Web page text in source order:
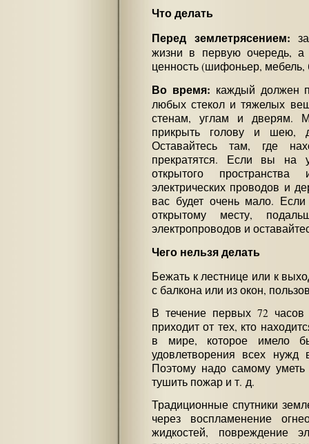
Что делать
Перед землетрясением:
жизни в первую очередь,
ценность (шифоньер,
Во время: каждый должен
любых стекол и тяжелых
стенам, углам и дверям.
прикрыть голову и шею,
Оставайтесь там, где
прекратятся. Если вы на
открытого
электрических проводов и
вас будет очень мало.
открытому месту,
электропроводов и
Чего нельзя делать
Бежать к лестнице или к
с балкона или из окон,
В течение первых 72
приходит от тех, кто
в мире, которое имело
удовлетворения всех нужд
Поэтому надо самому
тушить пожар и т. д.
Традиционные спутники
через воспламенение
жидкостей, повреждение